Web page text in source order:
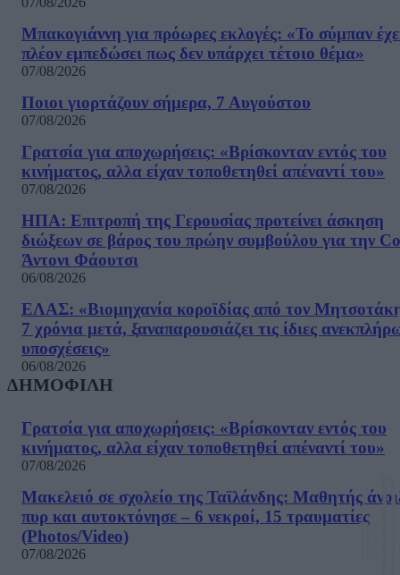
Μπακογιάννη για πρόωρες εκλογές: «Το σύμπαν
πλέον εμπεδώσει πως δεν υπάρχει τέτοιο θέμα»
07/08/2026
Ποιοι γιορτάζουν σήμερα, 7 Αυγούστου
07/08/2026
Γρατσία για αποχωρήσεις: «Bρίσκονταν εντός του
κινήματος, αλλα είχαν τοποθετηθεί απέναντί του»
07/08/2026
ΗΠΑ: Επιτροπή της Γερουσίας προτείνει άσκηση
διώξεων σε βάρος του πρώην συμβούλου για την
Άντονι Φάουτσι
06/08/2026
ΕΛΑΣ: «Βιομηχανία κοροϊδίας από τον
7 χρόνια μετά, ξαναπαρουσιάζει τις ίδιες
υποσχέσεις»
06/08/2026
ΔΗΜΟΦΙΛΗ
Γρατσία για αποχωρήσεις: «Bρίσκονταν εντός του
κινήματος, αλλα είχαν τοποθετηθεί απέναντί του»
07/08/2026
Μακελειό σε σχολείο της Ταϊλάνδης: Μαθητής
πυρ και αυτοκτόνησε – 6 νεκροί, 15 τραυματίες
(Photos/Video)
07/08/2026